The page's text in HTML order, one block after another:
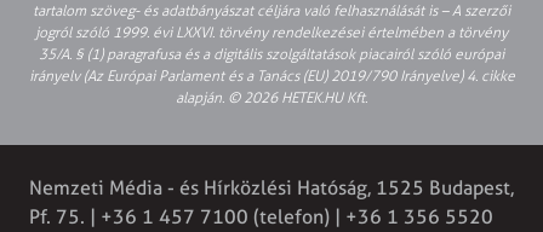
tartalom szöveg- és adatbányászat céljára való felhasználását is – A szerzői
jogról szóló 1999. évi LXXVI. törvény rendelkezései értelmében a törvény
35/A. § (1) paragrafusa és a digitális szolgáltatások piacairól szóló európai
irányelv (Az Európai Parlament és a Tanács (EU) 2019/790 Irányelve) 4. cikke
alapján. © 2026 HETEK.HU Kft.
Nemzeti Média - és Hírközlési Hatóság, 1525 Budapest,
Pf. 75. | +36 1 457 7100 (telefon) | +36 1 356 5520